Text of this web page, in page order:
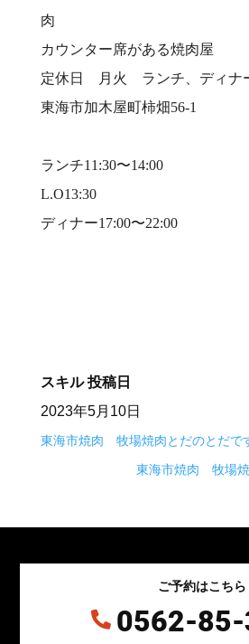
肉⠀
カウンター席がある焼肉屋⠀
定休日 月火 ランチ、ディナ
東海市加木屋町柿畑56-1⠀
ランチ11:30〜14:00⠀
L.O13:30⠀
ディナー17:00〜22:00⠀
スキル 投稿日
2023年5月10日
東海市焼肉 牧場焼肉とだのとだで
東海市焼肉 牧場焼
ご予約はこちら
 0562-